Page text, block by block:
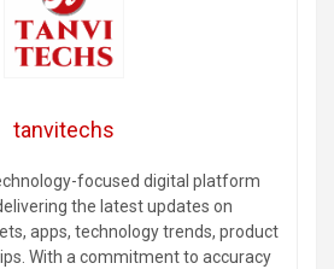
tanvitechs
focused digital platform
the latest updates on
apps, technology trends, product
With a commitment to accuracy